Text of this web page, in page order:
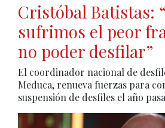
Cristóbal Batistas:
sufrimos el peor
no poder desfilar”
El coordinador nacional de
Meduca, renueva fuerzas para
suspensión de desfiles el año